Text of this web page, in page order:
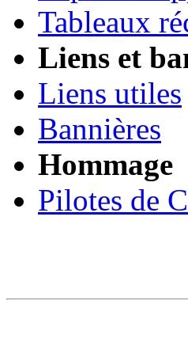
Tableaux
Liens et
Liens utiles
Bannières
Hommage
Pilotes de